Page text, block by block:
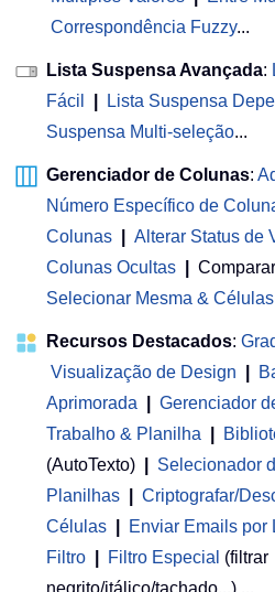
Correspondência Fuzzy...
Lista Suspensa Avançada:
Fácil
Lista Suspensa
Suspensa Multi-seleção...
Gerenciador de Colunas:
Número Específico de
Colunas
Alterar Status de
Colunas Ocultas
Selecionar Mesma &
Recursos Destacados:
Visualização de Design
Aprimorada
Gerenciador
Trabalho & Planilha
(AutoTexto)
Selecionador
Planilhas
Criptografar/
Células
Enviar Emails por
Filtro
Filtro Especial (filtrar